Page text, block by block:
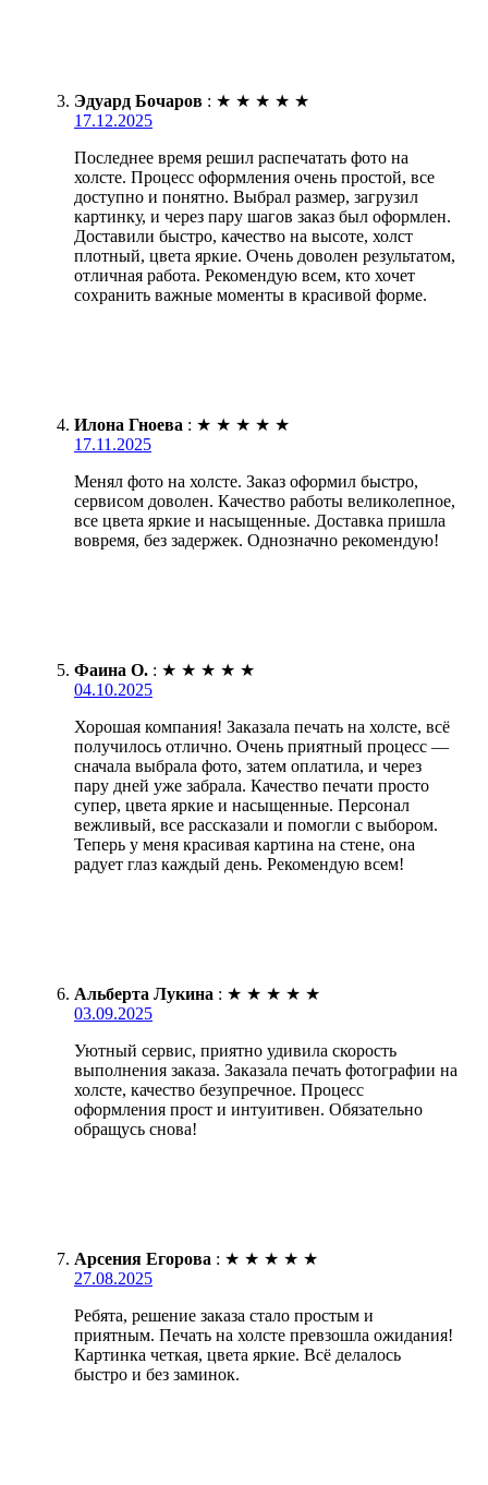
Эдуард Бочаров : ★ ★ ★ ★ ★
17.12.2025
Последнее время решил распечатать фото на
холсте. Процесс оформления очень простой, все
доступно и понятно. Выбрал размер, загрузил
картинку, и через пару шагов заказ был оформлен.
Доставили быстро, качество на высоте, холст
плотный, цвета яркие. Очень доволен результатом,
отличная работа. Рекомендую всем, кто хочет
сохранить важные моменты в красивой форме.
Илона Гноева : ★ ★ ★ ★ ★
17.11.2025
Менял фото на холсте. Заказ оформил быстро,
сервисом доволен. Качество работы великолепное,
все цвета яркие и насыщенные. Доставка пришла
вовремя, без задержек. Однозначно рекомендую!
Фаина О. : ★ ★ ★ ★ ★
04.10.2025
Хорошая компания! Заказала печать на холсте, всё
получилось отлично. Очень приятный процесс —
сначала выбрала фото, затем оплатила, и через
пару дней уже забрала. Качество печати просто
супер, цвета яркие и насыщенные. Персонал
вежливый, все рассказали и помогли с выбором.
Теперь у меня красивая картина на стене, она
радует глаз каждый день. Рекомендую всем!
Альберта Лукина : ★ ★ ★ ★ ★
03.09.2025
Уютный сервис, приятно удивила скорость
выполнения заказа. Заказала печать фотографии на
холсте, качество безупречное. Процесс
оформления прост и интуитивен. Обязательно
обращусь снова!
Арсения Егорова : ★ ★ ★ ★ ★
27.08.2025
Ребята, решение заказа стало простым и
приятным. Печать на холсте превзошла ожидания!
Картинка четкая, цвета яркие. Всё делалось
быстро и без заминок.